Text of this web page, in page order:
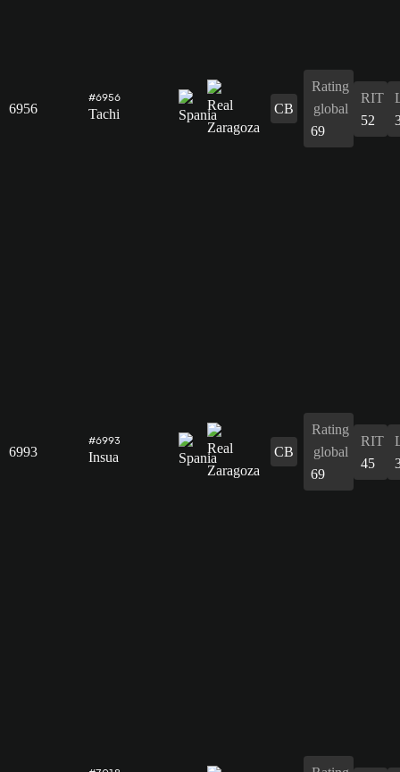
6956
#6956
Tachi CB
Rating
global
69
RIT
52
6993
#6993
Insua CB
Rating
global
69
RIT
45